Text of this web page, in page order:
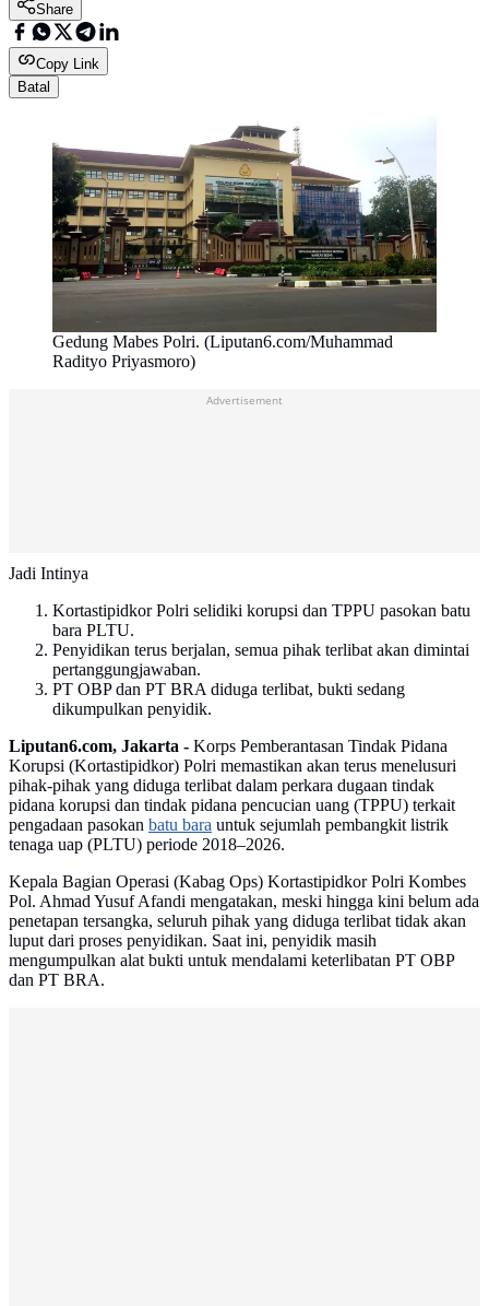
Share
Copy Link
Batal
Gedung Mabes Polri. (Liputan6.com/Muhammad
Radityo Priyasmoro)
Advertisement
Jadi Intinya
Kortastipidkor Polri selidiki korupsi dan TPPU pasokan batu
bara PLTU.
Penyidikan terus berjalan, semua pihak terlibat akan dimintai
pertanggungjawaban.
PT OBP dan PT BRA diduga terlibat, bukti sedang
dikumpulkan penyidik.
Liputan6.com, Jakarta - Korps Pemberantasan Tindak Pidana
Korupsi (Kortastipidkor) Polri memastikan akan terus menelusuri
pihak-pihak yang diduga terlibat dalam perkara dugaan tindak
pidana korupsi dan tindak pidana pencucian uang (TPPU) terkait
pengadaan pasokan batu bara untuk sejumlah pembangkit listrik
tenaga uap (PLTU) periode 2018–2026.
Kepala Bagian Operasi (Kabag Ops) Kortastipidkor Polri Kombes
Pol. Ahmad Yusuf Afandi mengatakan, meski hingga kini belum ada
penetapan tersangka, seluruh pihak yang diduga terlibat tidak akan
luput dari proses penyidikan. Saat ini, penyidik masih
mengumpulkan alat bukti untuk mendalami keterlibatan PT OBP
dan PT BRA.